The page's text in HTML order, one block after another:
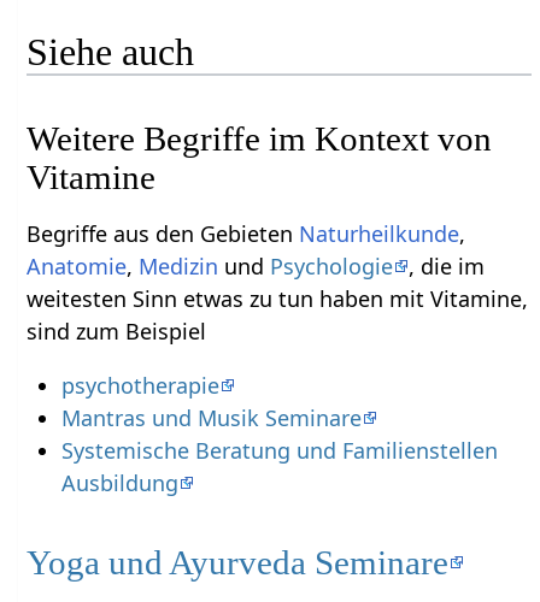
Siehe auch
Weitere Begriffe im Kontext von
Begriffe aus den Gebieten Naturheilkunde,
Anatomie, Medizin und Psychologie , die im
weitesten Sinn etwas zu tun haben mit Vitamine‏‎,
sind zum Beispiel
psychotherapie
Mantras und Musik Seminare
Systemische Beratung und Familienstellen
Ausbildung
Yoga und Ayurveda Seminare